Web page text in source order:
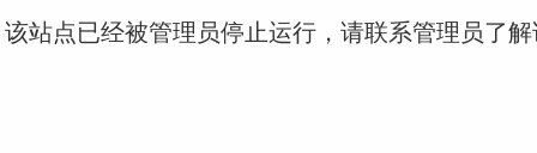
站点已经被管理员停止运行，请联系管理员了